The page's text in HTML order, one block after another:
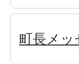
町長メッ